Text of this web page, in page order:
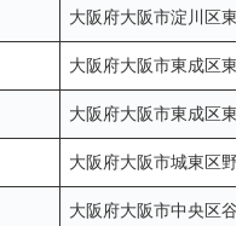
大阪府大阪市淀川区
大阪府大阪市東成区
大阪府大阪市東成区
大阪府大阪市城東区
大阪府大阪市中央区